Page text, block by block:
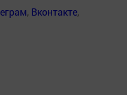
, Вконтакте,